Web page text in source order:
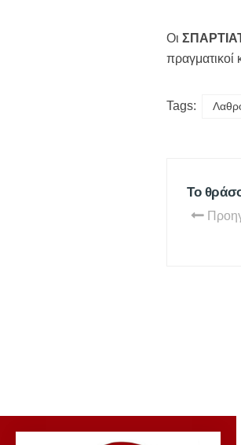
Οι
πραγματικοί
Tags:
Το